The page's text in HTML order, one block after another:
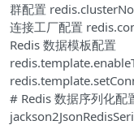
群配置
连接工厂配置
Redis 数据模板配置
# Redis 数据序列化配